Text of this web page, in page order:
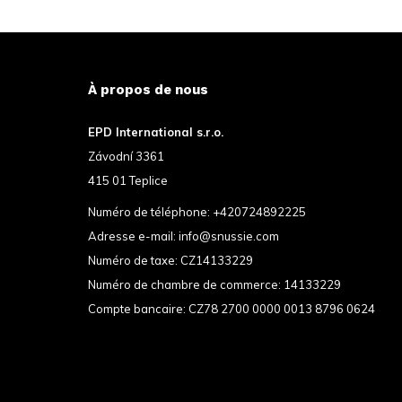
À propos de nous
EPD International s.r.o.
Závodní 3361
415 01 Teplice
Numéro de téléphone: +420724892225
Adresse e-mail: info@snussie.com
Numéro de taxe: CZ14133229
Numéro de chambre de commerce: 14133229
Compte bancaire: CZ78 2700 0000 0013 8796 0624